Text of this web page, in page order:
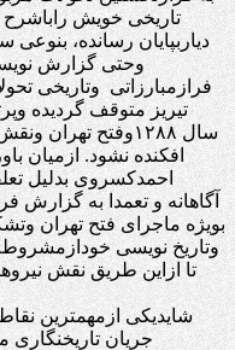
تاریخی خویش راباشرح
دیاربپایان رسانده،
وحتی گزارش
فرازمبارزاتی وتاریخی
تیریز متوقف گردیده
سال ۱۲۸۸وفتح
افکنده نشود. ازمیان
احمدکسروی بدلیل
آگاهانه و تعمدا به گزارش
بویژه ماجرای فتح تهران
وتاریخ نویسی
تا ازاین طریق نقش
شایدیکی ازمهمترین
جریان